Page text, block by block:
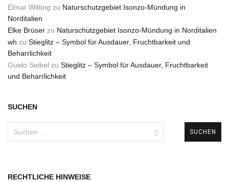
Elmar Witting zu Naturschutzgebiet Isonzo-Mündung in
Norditalien
Elke Brüser zu Naturschutzgebiet Isonzo-Mündung in Norditalien
wh zu Stieglitz – Symbol für Ausdauer, Fruchtbarkeit und
Beharrlichkeit
Guido Seibel zu Stieglitz – Symbol für Ausdauer, Fruchtbarkeit
und Beharrlichkeit
SUCHEN
RECHTLICHE HINWEISE